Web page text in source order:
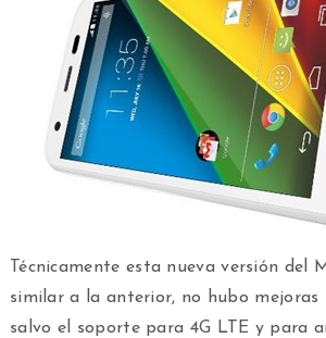
Técnicamente esta nueva versión del
similar a la anterior, no hubo mejoras
salvo el soporte para 4G LTE y para